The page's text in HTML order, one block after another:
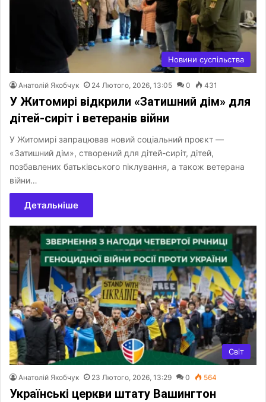
Новини суспільства
Анатолій Якобчук 24 Лютого, 2026, 13:05 0 431
У Житомирі відкрили «Затишний дім» для
дітей-сиріт і ветеранів війни
У Житомирі запрацював новий соціальний проєкт —
«Затишний дім», створений для дітей-сиріт, дітей,
позбавлених батьківського піклування, а також ветерана
війни…
Детальніше
Світ
Анатолій Якобчук 23 Лютого, 2026, 13:29 0 564
Українські церкви штату Вашингтон